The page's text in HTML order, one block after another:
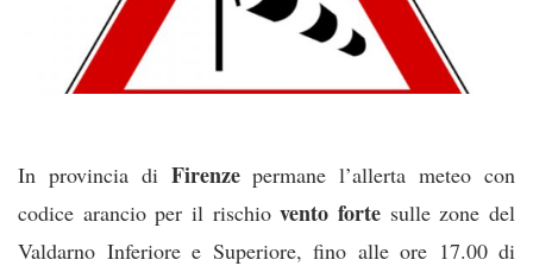
In provincia di Firenzepermane l’allerta meteo con
codice arancio per il rischiovento forte sulle zone del
Valdarno Inferiore e Superiore, fino alle ore 17.00 di